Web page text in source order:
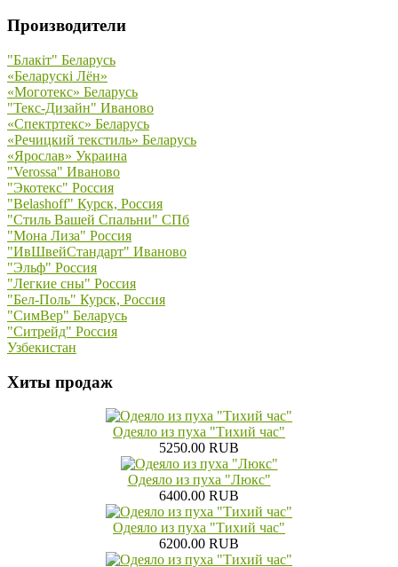
Производители
"Блакiт" Беларусь
«Беларускi Лён»
«Моготекс» Беларусь
"Текс-Дизайн" Иваново
«Спектртекс» Беларусь
«Речицкий текстиль» Беларусь
«Ярослав» Украина
"Verossa" Иваново
"Экотекс" Россия
"Belashoff" Курск, Россия
"Стиль Вашей Спальни" СПб
"Мона Лиза" Россия
"ИвШвейСтандарт" Иваново
"Эльф" Россия
"Легкие сны" Россия
"Бел-Поль" Курск, Россия
"СимВер" Беларусь
"Ситрейд" Россия
Узбекистан
Хиты продаж
Одеяло из пуха "Тихий час"
5250.00 RUB
Одеяло из пуха "Люкс"
6400.00 RUB
Одеяло из пуха "Тихий час"
6200.00 RUB